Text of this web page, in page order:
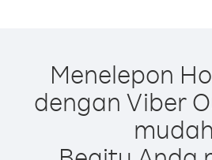
Menelepon
dengan Viber